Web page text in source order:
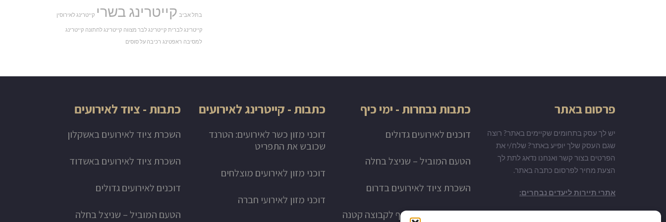
בתל אביב קייטרינג בשרי קייטרינג לאירוסין
קייטרינג לברית קייטרינג לבר מצווה קייטרינג לחתונה קייטרינג
למסיבה ראפטינג רכיבה על סוסים
פרסום באתר
יש לך עסק בתחומים שקיימים באתר? רוצה
שגם העסק שלך יופיע באתר? שלח/י את
הפרטים בצור קשר ואנחנו נדאג לתת לך
הצעת מחיר לפרסום כתבה באתר.
אתרי תיירות ליעדים נבחרים:
כתבות נבחרות - ימי כיף
דוכנים לאירועים גדולים
הטעם המוביל – שניצל בחלה
השכרת ציוד לאירועים בדרום
אפשרויות של יום כיף לקבוצה קטנה
כתבות - קייטרינג לאירועים
דוכני מזון כשר לאירועים: הטרנד
שכובש את התפריט
דוכני מזון לאירועים מוצלחים
דוכני מזון לאירועי חברה
כתבות - ציוד לאירועים
השכרת ציוד לאירועים באשקלון
השכרת ציוד לאירועים באשדוד
דוכנים לאירועים גדולים
הטעם המוביל – שניצל בחלה